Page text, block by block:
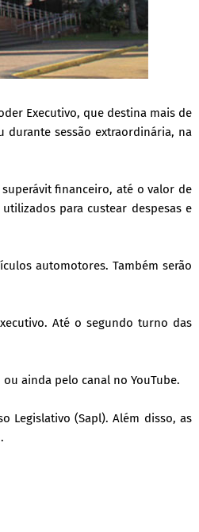
Executivo, que destina mais de
durante sessão extraordinária, na
financeiro, até o valor de
para custear despesas e
automotores. Também serão
Até o segundo turno das
ainda pelo canal no YouTube.
Legislativo (Sapl). Além disso, as